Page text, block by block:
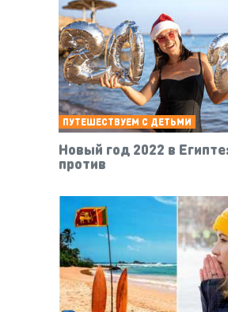
ПУТЕШЕСТВУЕМ С ДЕТЬМИ
Новый год 2022 в
против